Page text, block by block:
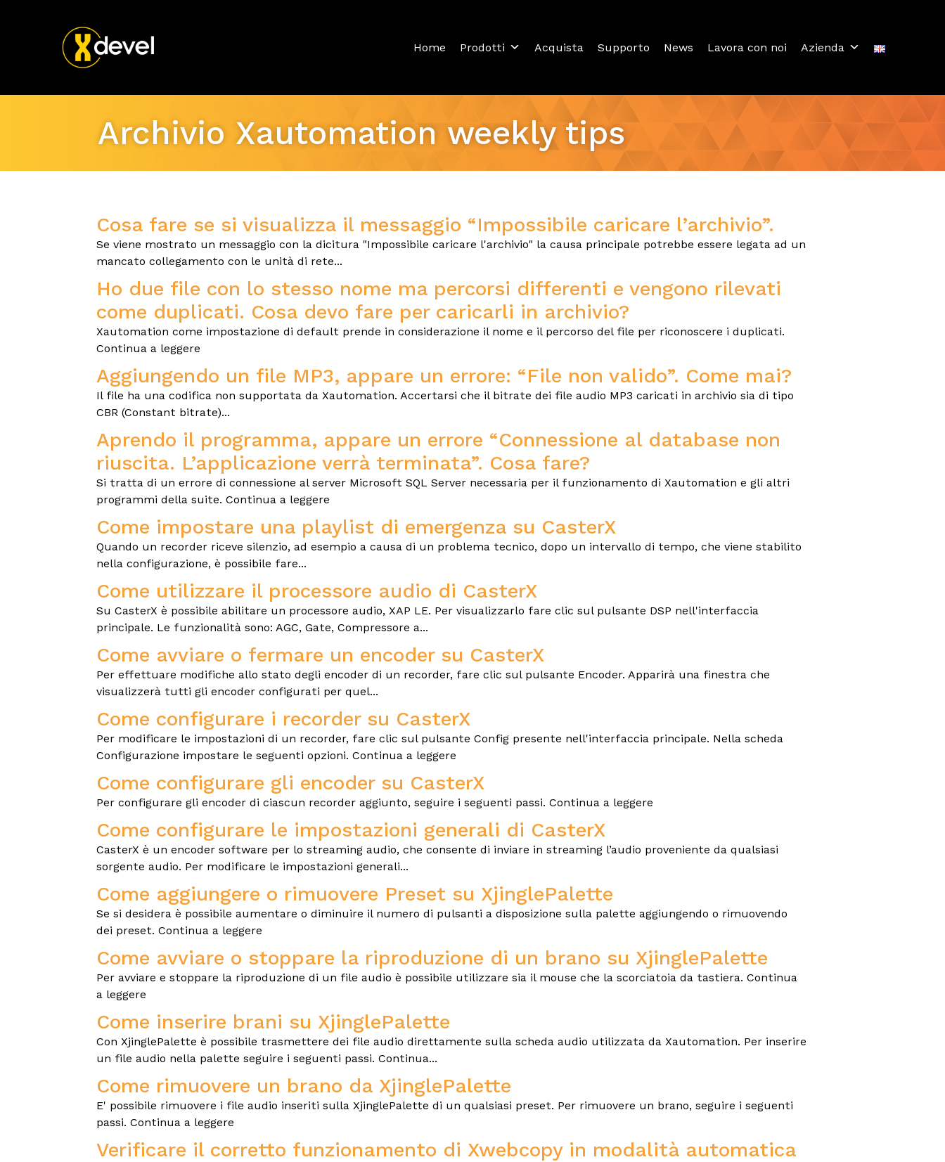
Home Prodotti Acquista Supporto News Lavora con noi Azienda
Archivio Xautomation weekly tips
Cosa fare se si visualizza il messaggio “Impossibile caricare l’archivio”.
Se viene mostrato un messaggio con la dicitura "Impossibile caricare l'archivio" la causa principale potrebbe essere legata ad un
mancato collegamento con le unità di rete...
Ho due file con lo stesso nome ma percorsi differenti e vengono rilevati
come duplicati. Cosa devo fare per caricarli in archivio?
Xautomation come impostazione di default prende in considerazione il nome e il percorso del file per riconoscere i duplicati.
Continua a leggere
Aggiungendo un file MP3, appare un errore: “File non valido”. Come mai?
Il file ha una codifica non supportata da Xautomation. Accertarsi che il bitrate dei file audio MP3 caricati in archivio sia di tipo
CBR (Constant bitrate)...
Aprendo il programma, appare un errore “Connessione al database non
riuscita. L’applicazione verrà terminata”. Cosa fare?
Si tratta di un errore di connessione al server Microsoft SQL Server necessaria per il funzionamento di Xautomation e gli altri
programmi della suite. Continua a leggere
Come impostare una playlist di emergenza su CasterX
Quando un recorder riceve silenzio, ad esempio a causa di un problema tecnico, dopo un intervallo di tempo, che viene stabilito
nella configurazione, è possibile fare...
Come utilizzare il processore audio di CasterX
Su CasterX è possibile abilitare un processore audio, XAP LE. Per visualizzarlo fare clic sul pulsante DSP nell'interfaccia
principale. Le funzionalità sono: AGC, Gate, Compressore a...
Come avviare o fermare un encoder su CasterX
Per effettuare modifiche allo stato degli encoder di un recorder, fare clic sul pulsante Encoder. Apparirà una finestra che
visualizzerà tutti gli encoder configurati per quel...
Come configurare i recorder su CasterX
Per modificare le impostazioni di un recorder, fare clic sul pulsante Config presente nell'interfaccia principale. Nella scheda
Configurazione impostare le seguenti opzioni. Continua a leggere
Come configurare gli encoder su CasterX
Per configurare gli encoder di ciascun recorder aggiunto, seguire i seguenti passi. Continua a leggere
Come configurare le impostazioni generali di CasterX
CasterX è un encoder software per lo streaming audio, che consente di inviare in streaming l’audio proveniente da qualsiasi
sorgente audio. Per modificare le impostazioni generali...
Come aggiungere o rimuovere Preset su XjinglePalette
Se si desidera è possibile aumentare o diminuire il numero di pulsanti a disposizione sulla palette aggiungendo o rimuovendo
dei preset. Continua a leggere
Come avviare o stoppare la riproduzione di un brano su XjinglePalette
Per avviare e stoppare la riproduzione di un file audio è possibile utilizzare sia il mouse che la scorciatoia da tastiera. Continua
a leggere
Come inserire brani su XjinglePalette
Con XjinglePalette è possibile trasmettere dei file audio direttamente sulla scheda audio utilizzata da Xautomation. Per inserire
un file audio nella palette seguire i seguenti passi. Continua...
Come rimuovere un brano da XjinglePalette
E' possibile rimuovere i file audio inseriti sulla XjinglePalette di un qualsiasi preset. Per rimuovere un brano, seguire i seguenti
passi. Continua a leggere
Verificare il corretto funzionamento di Xwebcopy in modalità automatica